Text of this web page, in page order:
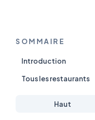
SOMMAIRE
Introduction
Tous les restaurants
Haut